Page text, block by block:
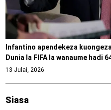
Infantino apendekeza
Dunia la FIFA la wanaume hadi
13 Julai, 2026
Siasa